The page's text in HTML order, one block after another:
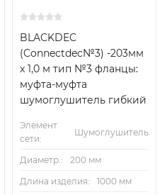
BLACKDEC
(Connectdec№3) -203мм
x 1,0 м тип №3 фланцы:
муфта-муфта
шумоглушитель гибкий
Элемент
сети:
Шумоглушитель
Диаметр.:
200 мм
Длина изделия:
1000 мм